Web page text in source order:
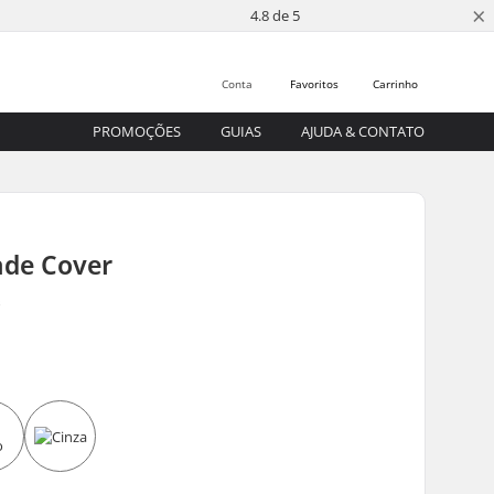
4.8 de 5 ×
Carrinho
Favoritos
Conta
PROMOÇÕES GUIAS AJUDA & CONTATO
Cover